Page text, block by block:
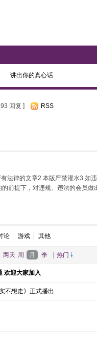
讲出你的真心话
回复 ] RSS
法律的文章2 本版严禁灌水3 如
前提下，对违规、违法的会员
论 游戏 其他
两天 周 月 季 热门
欢迎大家加入
不想走》正式播出